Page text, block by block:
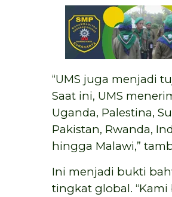
“UMS juga menjadi
Saat ini, UMS
Uganda, Palestina,
Pakistan, Rwanda,
hingga Malawi,”
Ini menjadi bukti
tingkat global.